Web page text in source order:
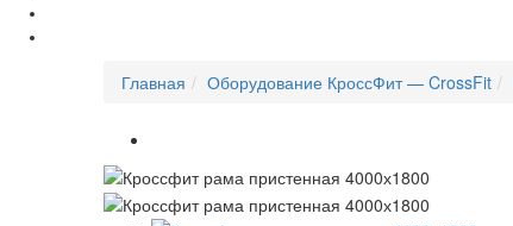
Главная Оборудование КроссФит — CrossFit